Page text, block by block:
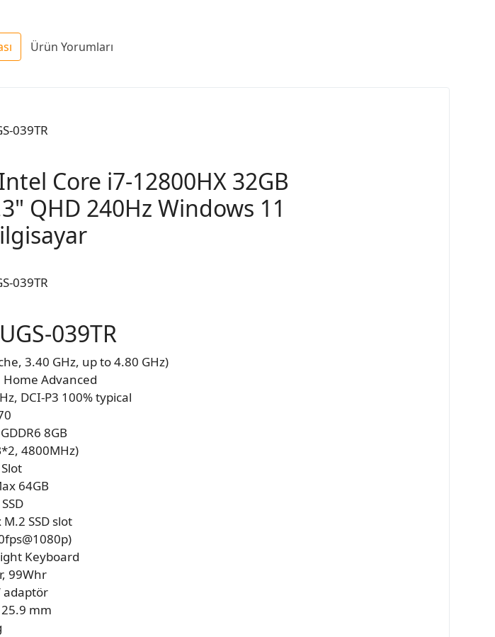
Ürün Yorumları
Core i7-12800HX 32GB
QHD 240Hz Windows 11
039TR
3.40 GHz, up to 4.80 GHz)
Advanced
DCI-P3 100% typical
8GB
4800MHz)
64GB
SSD slot
Keyboard
99Whr
adaptör
mm